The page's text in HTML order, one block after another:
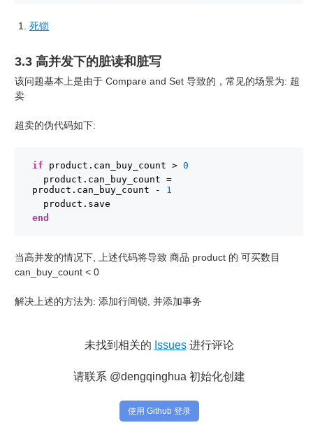
死锁
3.3 高并发下的脏读和脏写
该问题基本上是由于 Compare and Set 导致的，常见的场景为: 超
卖
超卖的伪代码如下:
if product.can_buy_count > 0
product.can_buy_count =
product.can_buy_count - 1
product.save
end
当高并发的情况下, 上述代码将导致 商品 product 的 可买数目
can_buy_count < 0
解决上述的方法为: 添加行间锁, 并添加事务
未找到相关的 Issues进行评论
请联系 @dengqinghua 初始化创建
使用 Github 登录